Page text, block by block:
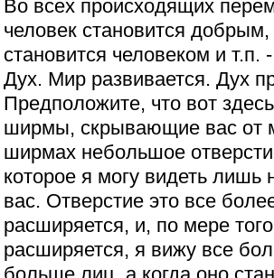
Во всех происходящих
человек становится
становится человеком и т.п.
Дух. Мир развивается. Дух
Предположите, что вот
ширмы, скрывающие вас от
ширмах небольшое
которое я могу видеть лишь
вас. Отверстие это все
расширяется, и, по мере
расширяется, я вижу все